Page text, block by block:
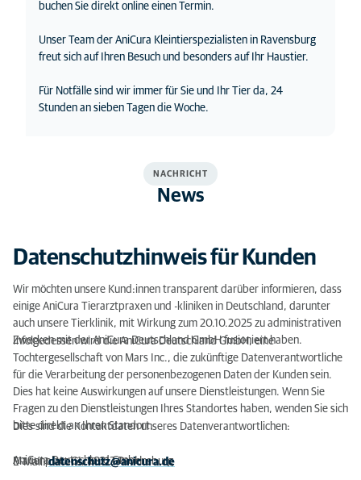
buchen Sie direkt online einen Termin.
Unser Team der AniCura Kleintierspezialisten in Ravensburg
freut sich auf Ihren Besuch und besonders auf Ihr Haustier.
Für Notfälle sind wir immer für Sie und Ihr Tier da, 24
Stunden an sieben Tagen die Woche.
NACHRICHT
News
Datenschutzhinweis für Kunden
Wir möchten unsere Kund:innen transparent darüber informieren, dass
einige AniCura Tierarztpraxen und -kliniken in Deutschland, darunter
auch unsere Tierklinik, mit Wirkung zum 20.10.2025 zu administrativen
Zwecken mit der AniCura Deutschland GmbH fusioniert haben.
Infolgedessen wird die AniCura Deutschland GmbH, eine
Tochtergesellschaft von Mars Inc., die zukünftige Datenverantwortliche
für die Verarbeitung der personenbezogenen Daten der Kunden sein.
Dies hat keine Auswirkungen auf unsere Dienstleistungen. Wenn Sie
Fragen zu den Dienstleistungen Ihres Standortes haben, wenden Sie sich
bitte direkt an Ihren Standort.
Dies sind die Kontaktdaten unseres Datenverantwortlichen:
AniCura Deutschland GmbH
Marienplatz 61, 88212 Ravensburg
E-Mail:datenschutz@anicura.de